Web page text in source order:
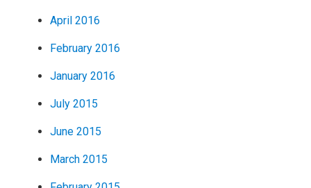
April 2016
February 2016
January 2016
July 2015
June 2015
March 2015